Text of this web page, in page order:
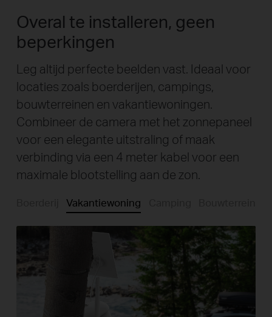
Overal te installeren, geen
beperkingen
Leg altijd perfecte beelden vast. Ideaal voor
locaties zoals boerderijen, campings,
bouwterreinen en vakantiewoningen.
Combineer de camera met het zonnepaneel
voor een elegante uitstraling of maak
verbinding via een 4 meter kabel voor een
maximale blootstelling aan de zon.
Vakantiewoning